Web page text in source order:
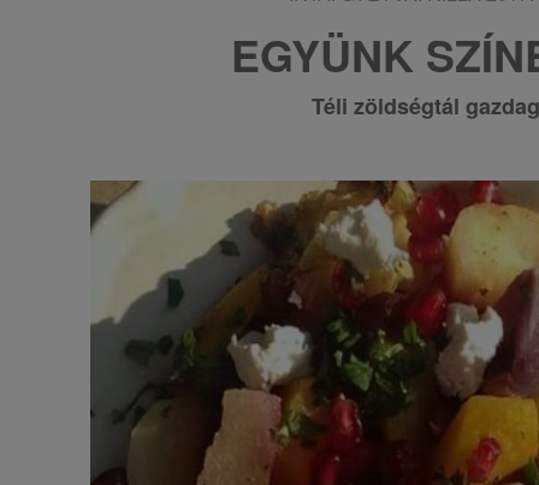
EGYÜNK
Téli zöldségtál